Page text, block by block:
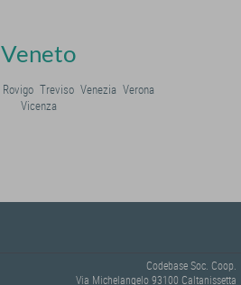
Veneto
Rovigo Treviso Venezia Verona
Vicenza
Codebase Soc. Coop.
Via Michelangelo 93100 Caltanissetta